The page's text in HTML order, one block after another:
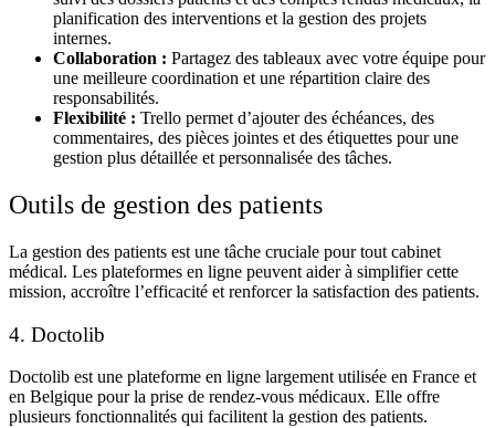
planification des interventions et la gestion des projets
internes.
Collaboration : Partagez des tableaux avec votre équipe pour
une meilleure coordination et une répartition claire des
responsabilités.
Flexibilité : Trello permet d’ajouter des échéances, des
commentaires, des pièces jointes et des étiquettes pour une
gestion plus détaillée et personnalisée des tâches.
Outils de gestion des patients
La gestion des patients est une tâche cruciale pour tout cabinet
médical. Les plateformes en ligne peuvent aider à simplifier cette
mission, accroître l’efficacité et renforcer la satisfaction des patients.
4. Doctolib
Doctolib est une plateforme en ligne largement utilisée en France et
en Belgique pour la prise de rendez-vous médicaux. Elle offre
plusieurs fonctionnalités qui facilitent la gestion des patients.